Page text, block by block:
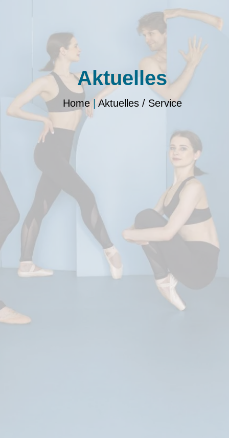
Aktuelles
Home| Aktuelles / Service